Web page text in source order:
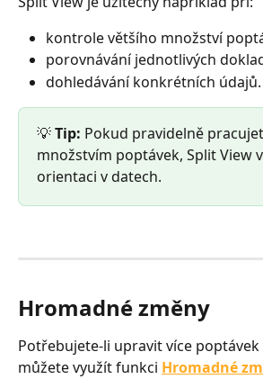
kontrole většího množství
porovnávání jednotlivých
dohledávání konkrétních údajů.
💡 Tip: Pokud pravidelně
množstvím poptávek, Split View
orientaci v datech.
Hromadné změny
Potřebujete-li upravit více poptávek
můžete využít funkci Hromadné